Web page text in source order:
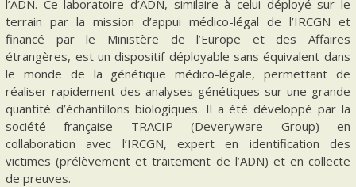
l’ADN. Ce laboratoire d’ADN, similaire à celui déployé sur le
terrain par la mission d’appui médico-légal de l’IRCGN et
financé par le Ministère de l’Europe et des Affaires
étrangères, est un dispositif déployable sans équivalent dans
le monde de la génétique médico-légale, permettant de
réaliser rapidement des analyses génétiques sur une grande
quantité d’échantillons biologiques. Il a été développé par la
société française TRACIP (Deveryware Group) en
collaboration avec l’IRCGN, expert en identification des
victimes (prélèvement et traitement de l’ADN) et en collecte
de preuves.